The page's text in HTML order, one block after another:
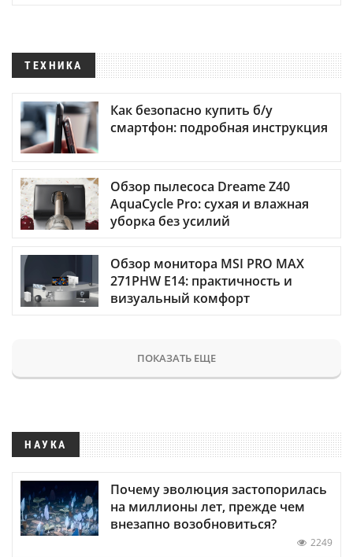
ТЕХНИКА
Как безопасно купить б/у
смартфон: подробная инструкция
Обзор пылесоса Dreame Z40
AquaCycle Pro: сухая и влажная
уборка без усилий
Обзор монитора MSI PRO MAX
271PHW E14: практичность и
визуальный комфорт
ПОКАЗАТЬ ЕЩЕ
НАУКА
Почему эволюция застопорилась
на миллионы лет, прежде чем
внезапно возобновиться?
2249